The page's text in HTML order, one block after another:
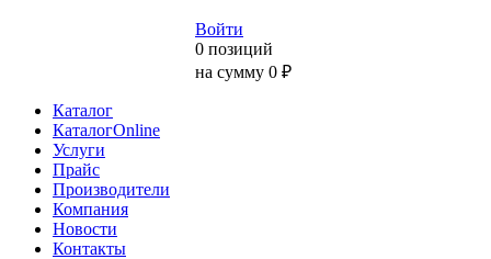
Войти
0 позиций
на сумму 0 ₽
Каталог
КаталогOnline
Услуги
Прайс
Производители
Компания
Новости
Контакты